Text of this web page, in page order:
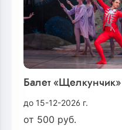
Балет «Щелкунчик»
до 15-12-2026 г.
от 500 руб.